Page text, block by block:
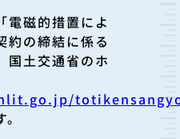
電磁的措置によ
約の締結に係る
国土交通省のホ